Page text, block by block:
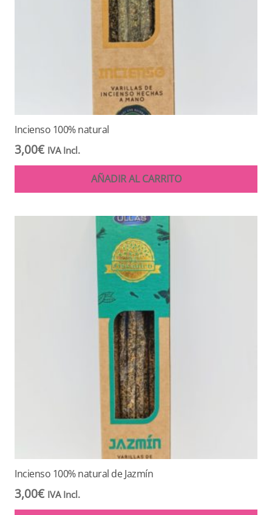
Incienso 100% natural
3,00€ IVA Incl.
AÑADIR AL CARRITO
Incienso 100% natural de Jazmín
3,00€ IVA Incl.